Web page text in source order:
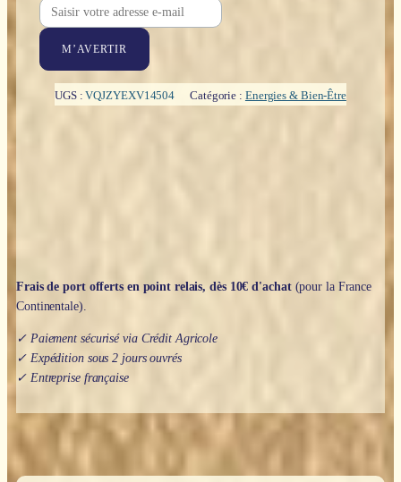
M’AVERTIR
UGS :VQJZYEXV14504 Catégorie : Energies & Bien-Être
Frais de port offerts en point relais, dès 10€ d'achat(pour la France
Continentale).
✓ Paiement sécurisé via Crédit Agricole
✓ Expédition sous 2 jours ouvrés
✓ Entreprise française